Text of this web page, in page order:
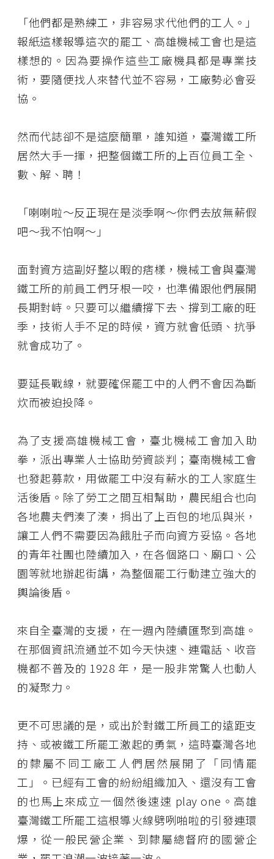
「他們都是熟練工，非容易求代他們的工人。」
報紙這樣報導這次的罷工、高雄機械工會也是這
樣想的。因為要操作這些工廠機具都是專業技
術，要隨便找人來替代並不容易，工廠勢必會妥
協。
然而代誌卻不是這麼簡單，誰知道，臺灣鐵工所
居然大手一揮，把整個鐵工所的上百位員工全、
數、解、聘！
「喇喇啦～反正現在是淡季啊～你們去放無薪假
吧～我不怕啊～」
面對資方這副好整以暇的痞樣，機械工會與臺灣
鐵工所的前員工們牙根一咬，也準備跟他們展開
長期對峙。只要可以繼續撐下去、撐到工廠的旺
季，技術人手不足的時候，資方就會低頭、抗爭
就會成功了。
要延長戰線，就要確保罷工中的人們不會因為斷
炊而被迫投降。
為了支援高雄機械工會，臺北機械工會加入助
拳，派出專業人士協助勞資談判；臺南機械工會
也發起募款，用做罷工中沒有薪水的工人家庭生
活後盾。除了勞工之間互相幫助，農民組合也向
各地農夫們湊了湊，捐出了上百包的地瓜與米，
讓工人們不需要因為餓肚子而向資方妥協。各地
的青年社團也陸續加入，在各個路口、廟口、公
園等就地辦起街講，為整個罷工行動建立強大的
輿論後盾。
來自全臺灣的支援，在一週內陸續匯聚到高雄。
在那個資訊流通並不如今天快速、連電話、收音
機都不普及的 1928 年，是一股非常驚人也動人
的凝聚力。
更不可思議的是，或出於對鐵工所員工的遠距支
持、或被鐵工所罷工激起的勇氣，這時臺灣各地
的隸屬不同工廠工人們居然展開了「同情罷
工」。已經有工會的紛紛組織加入、還沒有工會
的也馬上來成立一個然後速速 play one。高雄
臺灣鐵工所罷工這根導火線劈咧啪啦的引發連環
爆，從一般民營企業、到隸屬總督府的國營企